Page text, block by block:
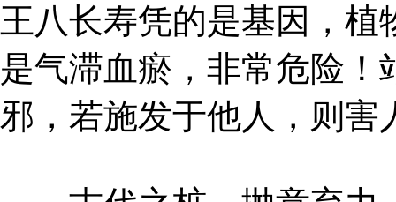
王八长寿凭的是基因，
是气滞血瘀，非常危险
邪，若施发于他人，则害